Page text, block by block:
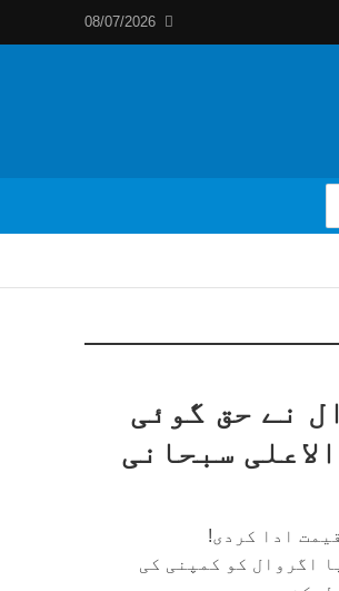
08/07/2026
نے حق گوئی
سبحانی
ادا کردی!
اگروال کو کمپنی کی